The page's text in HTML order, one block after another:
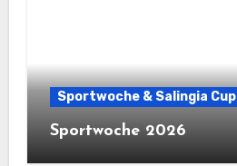
Sportwoche & Salingia Cup
Sportwoche 2026